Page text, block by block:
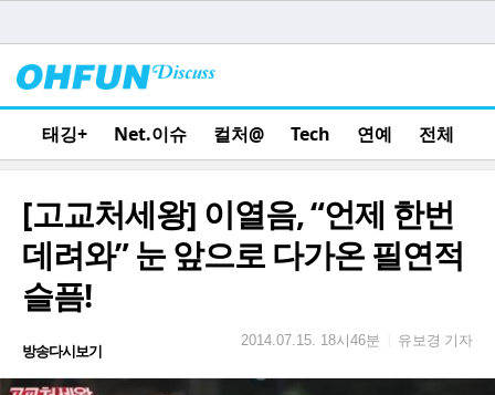
태깅+ Net.이슈 컬처@ Tech 연예 전체
[고교처세왕] 이열음, “언제 한번
데려와” 눈 앞으로 다가온 필연적
슬픔!
방송다시보기
2014.07.15. 18시46분 유보경 기자